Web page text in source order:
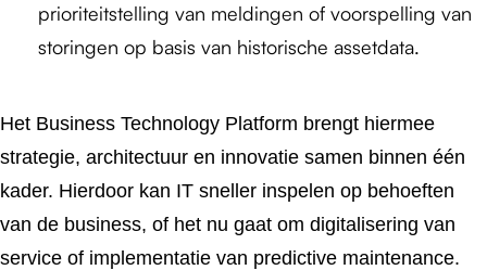
prioriteitstelling van meldingen of voorspelling van
storingen op basis van historische assetdata.
Het Business Technology Platform brengt hiermee
strategie, architectuur en innovatie samen binnen één
kader. Hierdoor kan IT sneller inspelen op behoeften
van de business, of het nu gaat om digitalisering van
service of implementatie van predictive maintenance.